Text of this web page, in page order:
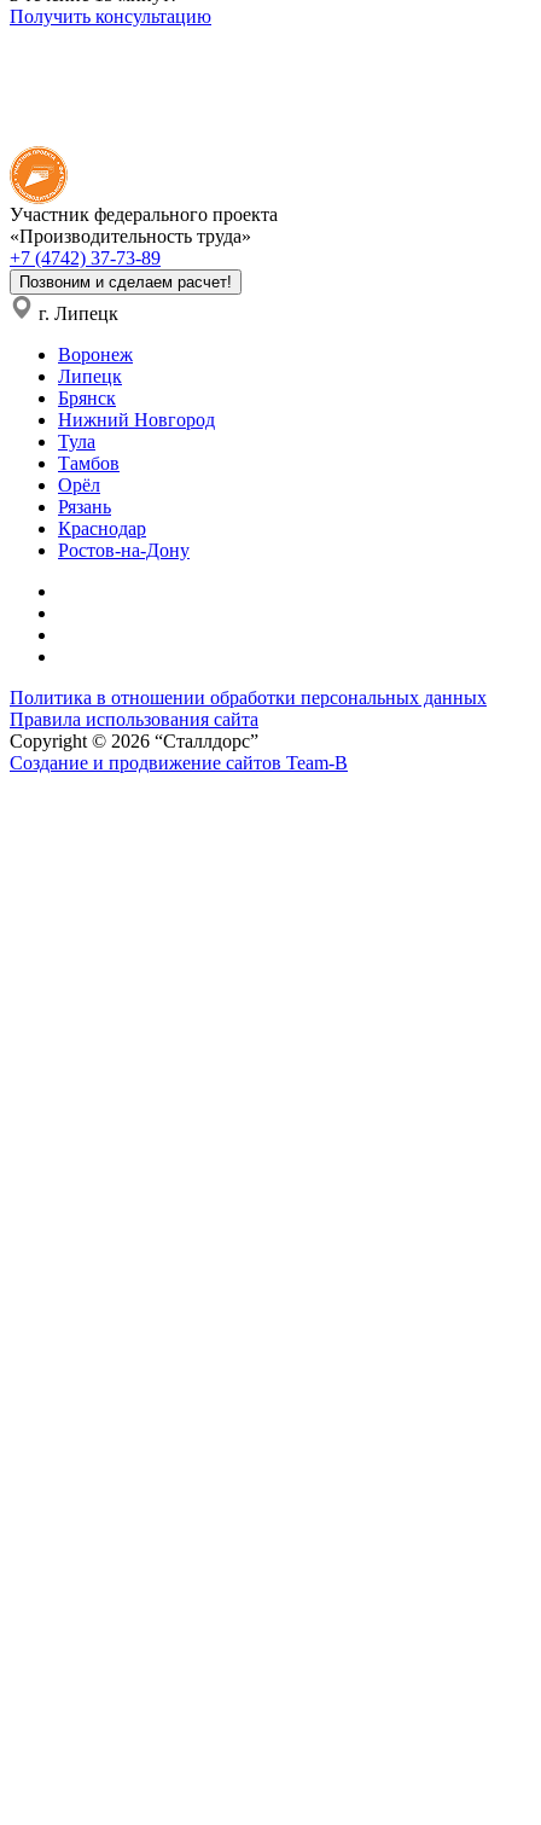
Получить консультацию
Участник федерального проекта
«Производительность труда»
+7 (4742) 37-73-89
Позвоним и сделаем расчет!
г. Липецк
Воронеж
Липецк
Брянск
Нижний Новгород
Тула
Тамбов
Орёл
Рязань
Краснодар
Ростов-на-Дону
Политика в отношении обработки персональных данных
Правила использования сайта
Copyright © 2026 “Сталлдорс”
Создание и продвижение сайтов Team-B